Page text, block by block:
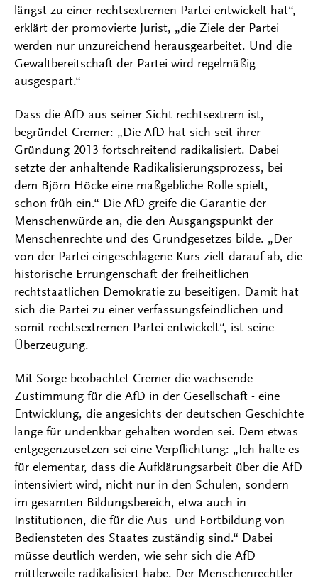
längst zu einer rechtsextremen Partei entwickelt hat“,
erklärt der promovierte Jurist, „die Ziele der Partei
werden nur unzureichend herausgearbeitet. Und die
Gewaltbereitschaft der Partei wird regelmäßig
ausgespart.“
Dass die AfD aus seiner Sicht rechtsextrem ist,
begründet Cremer: „Die AfD hat sich seit ihrer
Gründung 2013 fortschreitend radikalisiert. Dabei
setzte der anhaltende Radikalisierungsprozess, bei
dem Björn Höcke eine maßgebliche Rolle spielt,
schon früh ein.“ Die AfD greife die Garantie der
Menschenwürde an, die den Ausgangspunkt der
Menschenrechte und des Grundgesetzes bilde. „Der
von der Partei eingeschlagene Kurs zielt darauf ab, die
historische Errungenschaft der freiheitlichen
rechtstaatlichen Demokratie zu beseitigen. Damit hat
sich die Partei zu einer verfassungsfeindlichen und
somit rechtsextremen Partei entwickelt“, ist seine
Überzeugung.
Mit Sorge beobachtet Cremer die wachsende
Zustimmung für die AfD in der Gesellschaft - eine
Entwicklung, die angesichts der deutschen Geschichte
lange für undenkbar gehalten worden sei. Dem etwas
entgegenzusetzen sei eine Verpflichtung: „Ich halte es
für elementar, dass die Aufklärungsarbeit über die AfD
intensiviert wird, nicht nur in den Schulen, sondern
im gesamten Bildungsbereich, etwa auch in
Institutionen, die für die Aus- und Fortbildung von
Bediensteten des Staates zuständig sind.“ Dabei
müsse deutlich werden, wie sehr sich die AfD
mittlerweile radikalisiert habe. Der Menschenrechtler